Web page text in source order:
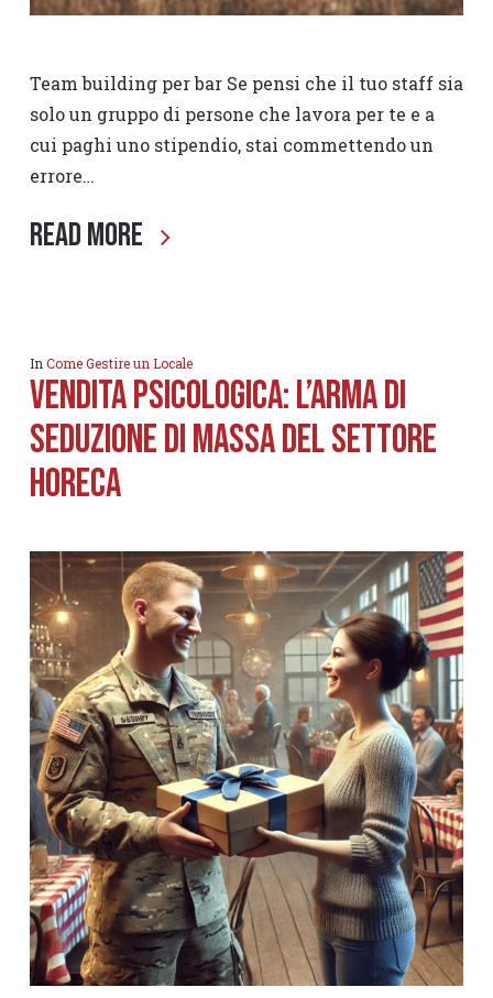
Team building per bar Se pensi che il tuo staff sia
solo un gruppo di persone che lavora per te e a
cui paghi uno stipendio, stai commettendo un
errore…
Read More
InCome Gestire un Locale
Vendita psicologica: l’arma di
seduzione DI MASSA del settore
horeca